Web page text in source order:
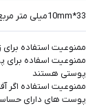
33*10mmمیلی متر مربع
ممنوعیت استفاده برای
ممنوعیت اسفاده برای
پوستی هستند
ممنوعیت استفاده اگر
پوست های دارای